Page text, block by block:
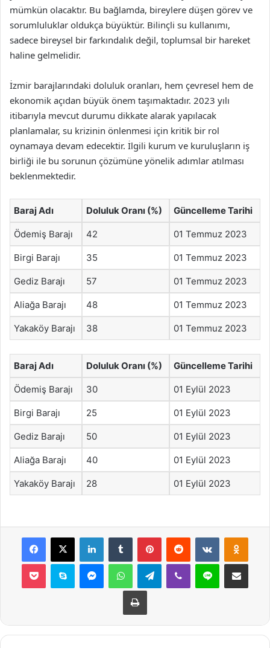
mümkün olacaktır. Bu bağlamda, bireylere düşen görev ve
sorumluluklar oldukça büyüktür. Bilinçli su kullanımı,
sadece bireysel bir farkındalık değil, toplumsal bir hareket
haline gelmelidir.
İzmir barajlarındaki doluluk oranları, hem çevresel hem de
ekonomik açıdan büyük önem taşımaktadır. 2023 yılı
itibarıyla mevcut durumu dikkate alarak yapılacak
planlamalar, su krizinin önlenmesi için kritik bir rol
oynamaya devam edecektir. İlgili kurum ve kuruluşların iş
birliği ile bu sorunun çözümüne yönelik adımlar atılması
beklenmektedir.
Baraj Adı Doluluk Oranı (%) Güncelleme Tarihi
Ödemiş Barajı 42 01 Temmuz 2023
Birgi Barajı 35 01 Temmuz 2023
Gediz Barajı 57 01 Temmuz 2023
Aliağa Barajı 48 01 Temmuz 2023
Yakaköy Barajı 38 01 Temmuz 2023
Baraj Adı Doluluk Oranı (%) Güncelleme Tarihi
Ödemiş Barajı 30 01 Eylül 2023
Birgi Barajı 25 01 Eylül 2023
Gediz Barajı 50 01 Eylül 2023
Aliağa Barajı 40 01 Eylül 2023
Yakaköy Barajı 28 01 Eylül 2023
Facebook
X LinkedInTumblr PinterestReddit VKontakte
Pocket Skype MessengerWhatsAppTelegramViber Line E-Posta ile
Yazdır